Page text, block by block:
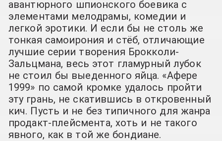
авантюрного шпионского боевика с
элементами мелодрамы, комедии и
легкой эротики. И если бы не столь же
тонкая самоирония и стёб, отличающие
лучшие серии творения Брокколи-
Зальцмана, весь этот гламурный лубок
не стоил бы выеденного яйца. «Афере
1999» по самой кромке удалось пройти
эту грань, не скатившись в откровенный
кич. Пусть и не без типичного для жанра
продакт-плейсмента, хоть и не такого
явного, как в той же бондиане.